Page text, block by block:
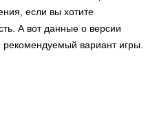
если вы хотите
А вот данные о версии
рекомендуемый вариант игры.